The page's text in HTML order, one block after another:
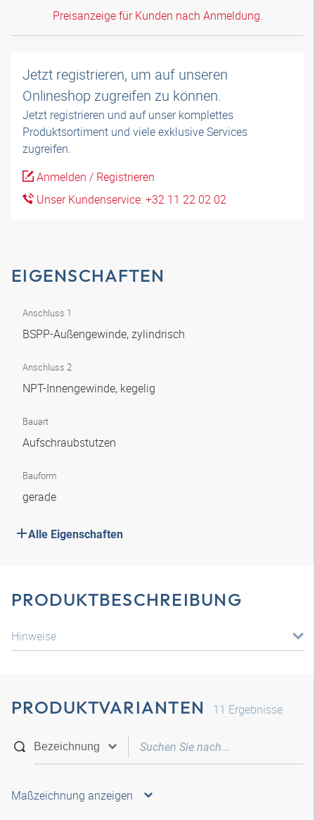
Preisanzeige für Kunden nach Anmeldung.
Jetzt registrieren, um auf unseren
Onlineshop zugreifen zu können.
Jetzt registrieren und auf unser komplettes
Produktsortiment und viele exklusive Services
zugreifen.
Anmelden / Registrieren
Unser Kundenservice: +32 11 22 02 02
EIGENSCHAFTEN
Anschluss 1
BSPP-Außengewinde, zylindrisch
Anschluss 2
NPT-Innengewinde, kegelig
Bauart
Aufschraubstutzen
Bauform
gerade
Alle Eigenschaften
PRODUKTBESCHREIBUNG
Hinweise
PRODUKTVARIANTEN 11 Ergebnisse
Maßzeichnung anzeigen